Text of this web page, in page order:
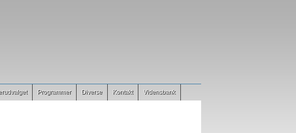
Programmer Diverse Kontakt Vidensbank